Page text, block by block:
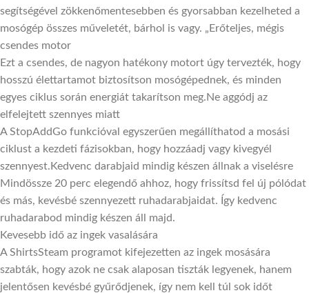
segítségével zökkenőmentesebben és gyorsabban kezelheted a
mosógép összes műveletét, bárhol is vagy. „Erőteljes, mégis
csendes motor
Ezt a csendes, de nagyon hatékony motort úgy tervezték, hogy
hosszú élettartamot biztosítson mosógépednek, és minden
egyes ciklus során energiát takarítson meg.Ne aggódj az
elfelejtett szennyes miatt
A StopAddGo funkcióval egyszerűen megállíthatod a mosási
ciklust a kezdeti fázisokban, hogy hozzáadj vagy kivegyél
szennyest.Kedvenc darabjaid mindig készen állnak a viselésre
Mindössze 20 perc elegendő ahhoz, hogy frissítsd fel új pólódat
és más, kevésbé szennyezett ruhadarabjaidat. Így kedvenc
ruhadarabod mindig készen áll majd.
Kevesebb idő az ingek vasalására
A ShirtsSteam programot kifejezetten az ingek mosására
szabták, hogy azok ne csak alaposan tiszták legyenek, hanem
jelentősen kevésbé gyűrődjenek, így nem kell túl sok időt